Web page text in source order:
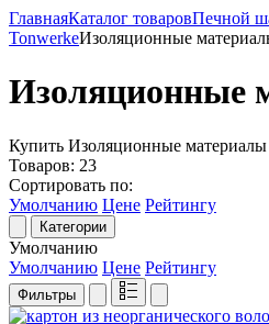
ГлавнаяКаталог товаровПечной
TonwerkeИзоляционные
Изоляционные
Купить Изоляционные материалы
Товаров: 23
Сортировать по:
Умолчанию Цене Рейтингу
Категории
Умолчанию
Умолчанию Цене Рейтингу
Фильтры